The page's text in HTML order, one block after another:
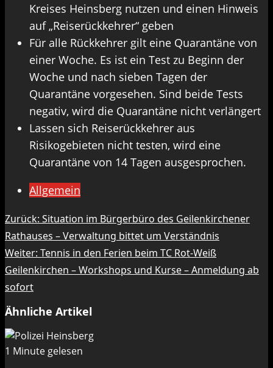
Kreises Heinsberg nutzen und einen Hinweis
auf „Reiserückkehrer“ geben
Für alle Rückkehrer gilt eine Quarantäne von
einer Woche. Es ist ein Test zu Beginn der
Woche und nach sieben Tagen der
Quarantäne vorgesehen. Sind beide Tests
negativ, wird die Quarantäne nicht verlängert
Lassen sich Reiserückkehrer aus
Risikogebieten nicht testen, wird eine
Quarantäne von 14 Tagen ausgesprochen.
Allgemein
Beitragsnavigation
Zurück: Situation im Bürgerbüro des Geilenkirchener
Rathauses – Verwaltung bittet um Verständnis
Weiter: Tennis in den Ferien beim TC Rot-Weiß
Geilenkirchen – Workshops und Kurse – Anmeldung ab
sofort
Ähnliche Artikel
1 Minute gelesen